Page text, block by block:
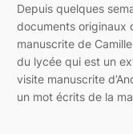
Depuis quelques
documents originaux
manuscrite de
du lycée qui est un
visite manuscrite
un mot écrits de la